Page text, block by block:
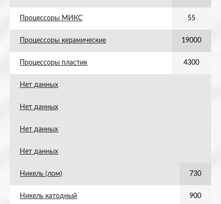
Процессоры МИКС 55
Процессоры керамические 19000
Процессоры пластик 4300
Нет данных
Нет данных
Нет данных
Нет данных
Никель (лом) 730
Никель катодный 900